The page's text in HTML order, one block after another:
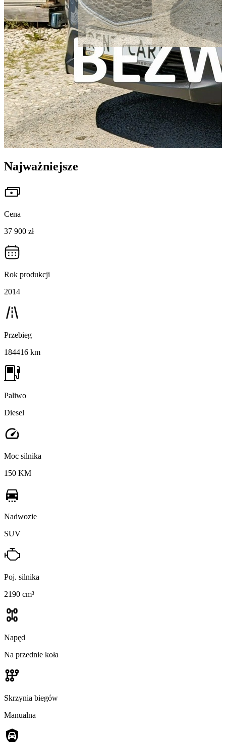
Najważniejsze
Cena
37 900 zł
Rok produkcji
2014
Przebieg
184416 km
Paliwo
Diesel
Moc silnika
150 KM
Nadwozie
SUV
Poj. silnika
2190 cm³
Napęd
Na przednie koła
Skrzynia biegów
Manualna